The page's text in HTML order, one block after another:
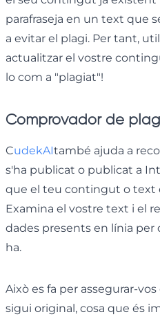
parafraseja en un text que
a evitar el plagi. Per tant,
actualitzar el vostre
lo com a "plagiat"!
Comprovador de
CudekAItambé ajuda a
s'ha publicat o publicat a
que el teu contingut o text
Examina el vostre text i el
dades presents en línia
ha.
Això es fa per assegurar-
sigui original, cosa que és